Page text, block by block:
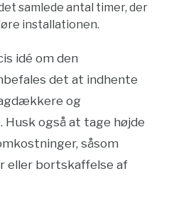
samlede antal timer, der
installationen.
idé om den
det at indhente
og
Husk også at tage højde
såsom
eller bortskaffelse af